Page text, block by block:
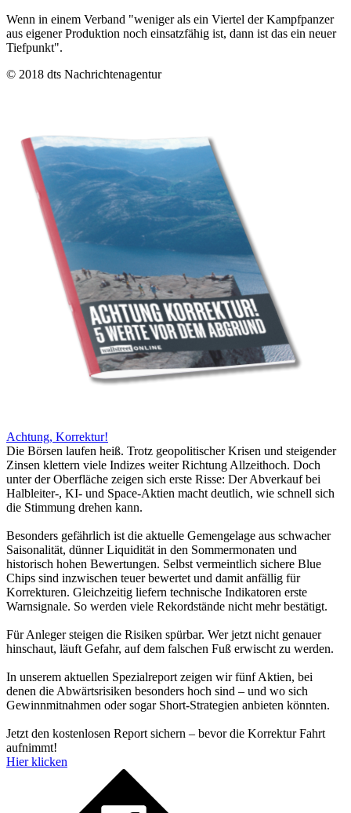
Wenn in einem Verband "weniger als ein Viertel der Kampfpanzer
aus eigener Produktion noch einsatzfähig ist, dann ist das ein neuer
Tiefpunkt".
© 2018 dts Nachrichtenagentur
Achtung, Korrektur!
Die Börsen laufen heiß. Trotz geopolitischer Krisen und steigender
Zinsen klettern viele Indizes weiter Richtung Allzeithoch. Doch
unter der Oberfläche zeigen sich erste Risse: Der Abverkauf bei
Halbleiter-, KI- und Space-Aktien macht deutlich, wie schnell sich
die Stimmung drehen kann.
Besonders gefährlich ist die aktuelle Gemengelage aus schwacher
Saisonalität, dünner Liquidität in den Sommermonaten und
historisch hohen Bewertungen. Selbst vermeintlich sichere Blue
Chips sind inzwischen teuer bewertet und damit anfällig für
Korrekturen. Gleichzeitig liefern technische Indikatoren erste
Warnsignale. So werden viele Rekordstände nicht mehr bestätigt.
Für Anleger steigen die Risiken spürbar. Wer jetzt nicht genauer
hinschaut, läuft Gefahr, auf dem falschen Fuß erwischt zu werden.
In unserem aktuellen Spezialreport zeigen wir fünf Aktien, bei
denen die Abwärtsrisiken besonders hoch sind – und wo sich
Gewinnmitnahmen oder sogar Short-Strategien anbieten könnten.
Jetzt den kostenlosen Report sichern – bevor die Korrektur Fahrt
aufnimmt!
Hier klicken